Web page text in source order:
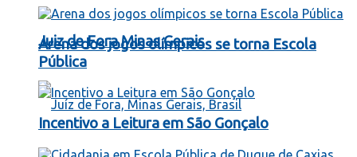
Juiz de Fora Minas Gerais
Arena dos jogos olímpicos se torna Escola
Pública
Incentivo a Leitura em São Gonçalo